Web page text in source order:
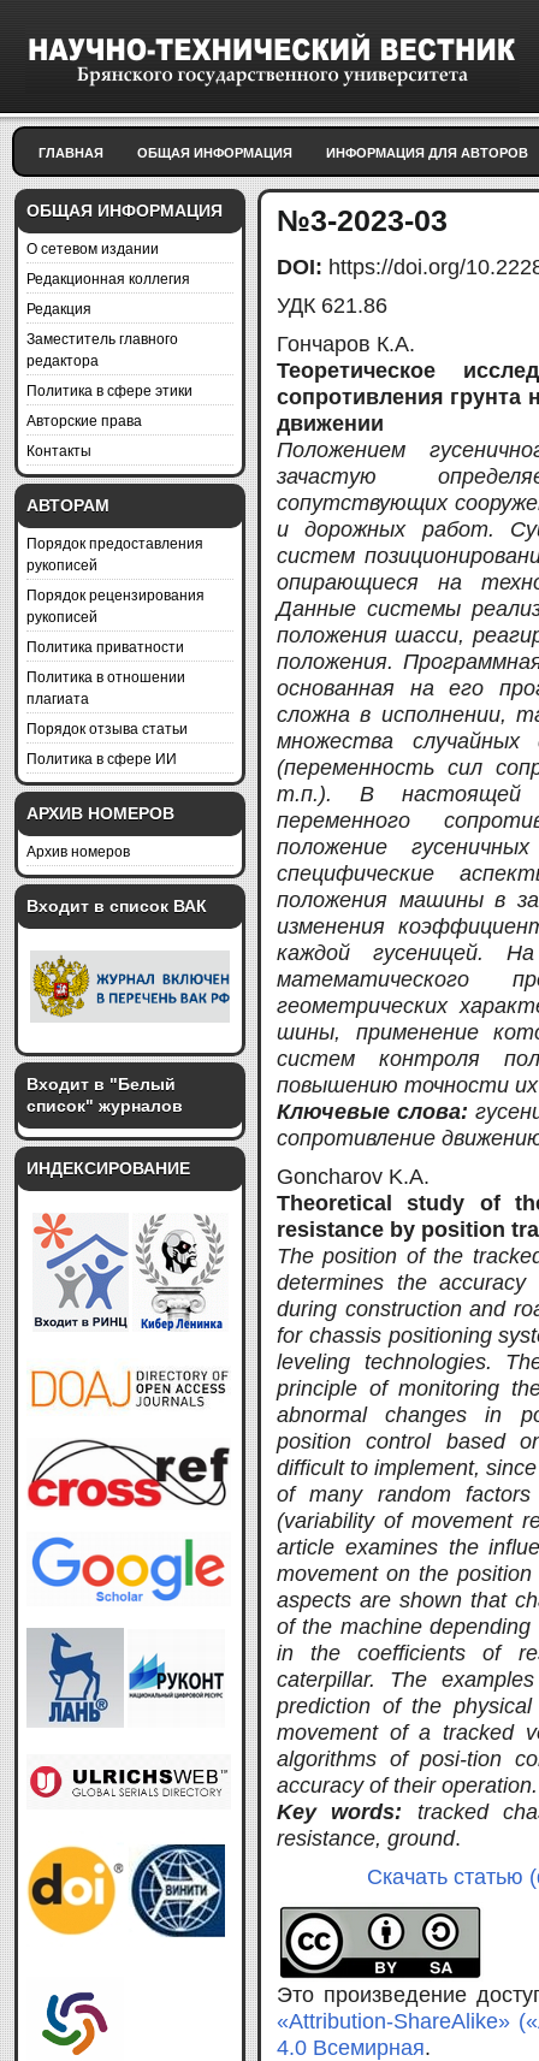
ГЛАВНАЯ ОБЩАЯ ИНФОРМАЦИЯ ИНФОРМАЦИЯ ДЛЯ АВТОРОВ
ОБЩАЯ ИНФОРМАЦИЯ
О сетевом издании
Редакционная коллегия
Редакция
Заместитель главного
редактора
Политика в сфере этики
Авторские права
Контакты
АВТОРАМ
Порядок предоставления
рукописей
Порядок рецензирования
рукописей
Политика приватности
Политика в отношении
плагиата
Порядок отзыва статьи
Политика в сфере ИИ
АРХИВ НОМЕРОВ
Архив номеров
Входит в список ВАК
Входит в "Белый
список" журналов
ИНДЕКСИРОВАНИЕ
№3-2023-03
DOI: https://doi.org/
УДК 621.86
Гончаров К.А.
Теоретическое
сопротивления грунта
движении
Положением
зачастую
сопутствующих
и дорожных работ.
систем
опирающиеся на
Данные системы
положения шасси,
положения.
основанная на его
сложна в исполнении,
множества
(переменность сил
т.п.). В настоящей
переменного
положение
специфические
положения машины в
изменения
каждой гусеницей.
математического
геометрических
шины, применение
систем контроля
повышению точности
Ключевые слова:
сопротивление
Goncharov K.A.
Theoretical study of
resistance by position
The position of the
determines the
during construction and
for chassis positioning
leveling technologies.
principle of monitoring
abnormal changes in
position control based
difficult to implement,
of many random
(variability of movement
article examines the
movement on the
aspects are shown that
of the machine
in the coefficients of
caterpillar. The
prediction of the
movement of a tracked
algorithms of posi-tion
accuracy of their operation.
Key words: tracked
resistance, ground.
Скачать
Это произведение
«Attribution-ShareAlike»
4.0 Всемирная.